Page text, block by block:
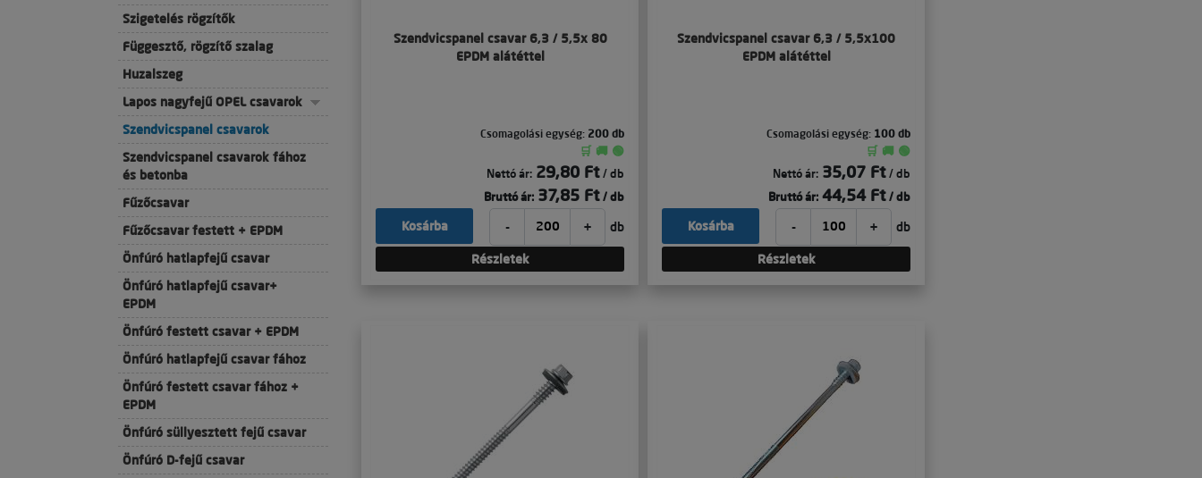
Szigetelés rögzítők
Függesztő, rögzítő szalag
Huzalszeg
Lapos nagyfejű OPEL csavarok
Szendvicspanel csavarok
Szendvicspanel csavarok fához
és betonba
Fűzőcsavar
Fűzőcsavar festett + EPDM
Önfúró hatlapfejű csavar
Önfúró hatlapfejű csavar+
EPDM
Önfúró festett csavar + EPDM
Önfúró hatlapfejű csavar fához
Önfúró festett csavar fához +
EPDM
Önfúró süllyesztett fejű csavar
Önfúró D-fejű csavar
Szendvicspanel csavar 6,3 / 5,5x 80
EPDM alátéttel
Csomagolási egység: 200 db
🛒 🚚 🟢
Nettó ár: 29,80 Ft / db
Bruttó ár: 37,85 Ft / db
- + db
Kosárba
Részletek
Szendvicspanel csavar 6,3 / 5,5x100
EPDM alátéttel
Csomagolási egység: 100 db
🛒 🚚 🟢
Nettó ár: 35,07 Ft / db
Bruttó ár: 44,54 Ft / db
- + db
Kosárba
Részletek